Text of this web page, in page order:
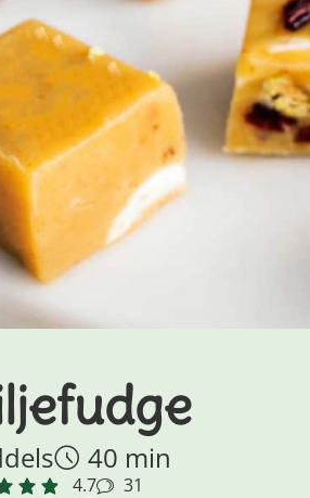
40 min
4.7 31